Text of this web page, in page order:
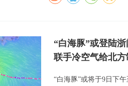
“白海豚”或登陆
联手冷空气给北
“白海豚”或将于9日下